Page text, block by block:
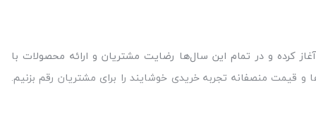
نیاز برای سلامتی و آسایش شما مشتریات عزیز است. فروشگاه بالیشما از سال 99 فعالیت خود را آغاز کرده و در تمام این سال‌ها رضایت مشتریان و ارائه محصولات با
قیمت منصفانه تجربه خریدی خوشایند را برای مشتریان رقم بزنیم.